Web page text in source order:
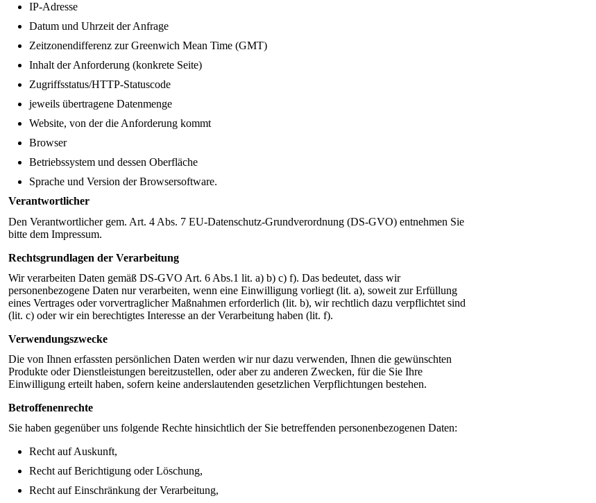
IP-Adresse
Datum und Uhrzeit der Anfrage
Zeitzonendifferenz zur Greenwich Mean Time (GMT)
Inhalt der Anforderung (konkrete Seite)
Zugriffsstatus/HTTP-Statuscode
jeweils übertragene Datenmenge
Website, von der die Anforderung kommt
Browser
Betriebssystem und dessen Oberfläche
Sprache und Version der Browsersoftware.
Verantwortlicher
Den Verantwortlicher gem. Art. 4 Abs. 7 EU-Datenschutz-Grundverordnung (DS-GVO) entnehmen Sie
bitte dem Impressum.
Rechtsgrundlagen der Verarbeitung
Wir verarbeiten Daten gemäß DS-GVO Art. 6 Abs.1 lit. a) b) c) f). Das bedeutet, dass wir
personenbezogene Daten nur verarbeiten, wenn eine Einwilligung vorliegt (lit. a), soweit zur Erfüllung
eines Vertrages oder vorvertraglicher Maßnahmen erforderlich (lit. b), wir rechtlich dazu verpflichtet sind
(lit. c) oder wir ein berechtigtes Interesse an der Verarbeitung haben (lit. f).
Verwendungszwecke
Die von Ihnen erfassten persönlichen Daten werden wir nur dazu verwenden, Ihnen die gewünschten
Produkte oder Dienstleistungen bereitzustellen, oder aber zu anderen Zwecken, für die Sie Ihre
Einwilligung erteilt haben, sofern keine anderslautenden gesetzlichen Verpflichtungen bestehen.
Betroffenenrechte
Sie haben gegenüber uns folgende Rechte hinsichtlich der Sie betreffenden personenbezogenen Daten:
Recht auf Auskunft,
Recht auf Berichtigung oder Löschung,
Recht auf Einschränkung der Verarbeitung,